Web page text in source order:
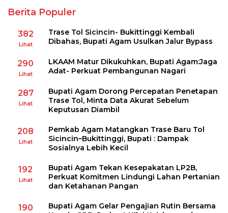
Berita Populer
382
Lihat
Trase Tol Sicincin- Bukittinggi Kembali
Dibahas, Bupati Agam Usulkan Jalur Bypass
290
Lihat
LKAAM Matur Dikukuhkan, Bupati Agam:Jaga
Adat- Perkuat Pembangunan Nagari
287
Lihat
Bupati Agam Dorong Percepatan Penetapan
Trase Tol, Minta Data Akurat Sebelum
Keputusan Diambil
208
Lihat
Pemkab Agam Matangkan Trase Baru Tol
Sicincin–Bukittinggi, Bupati : Dampak
Sosialnya Lebih Kecil
192
Lihat
Bupati Agam Tekan Kesepakatan LP2B,
Perkuat Komitmen Lindungi Lahan Pertanian
dan Ketahanan Pangan
190
Bupati Agam Gelar Pengajian Rutin Bersama